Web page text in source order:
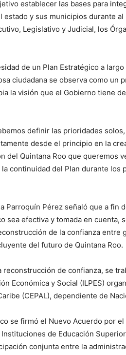
establecer las bases para
estado y sus municipios durante
Legislativo y Judicial, los
de un Plan Estratégico a
ciudadana se observa como un
la visión que el Gobierno tiene
definir las prioridades
desde el principio en la
del Quintana Roo que queremos
continuidad del Plan durante los
Parroquín Pérez señaló que a fin
sea efectiva y tomada en cuenta,
de la confianza entre
del futuro de Quintana Roo.
reconstrucción de confianza, se
Económica y Social (ILPES)
(CEPAL), dependiente de
se firmó el Nuevo Acuerdo por
de Educación
conjunta entre la